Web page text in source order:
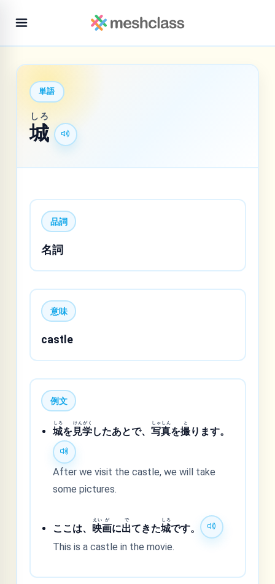
単語
城
しろ
品詞
名詞
意味
castle
例文
城
しろ
を見
けん
学
がく
したあとで、写
しゃ
真
しん
を撮
と
ります。
After we visit the castle, we will take
some pictures.
ここは、 映
えい
画
が
に出
で
てきた城
しろ
です。
This is a castle in the movie.